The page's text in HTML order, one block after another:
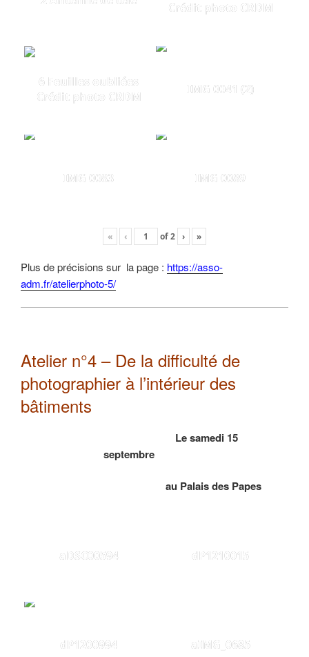
Crédit photo CRDM
6 Feuilles oubliées
Crédit photo CRDM
IMG 0041 (2)
IMG 0083 IMG 0089
« ‹ of2 › »
Plus de précisions sur la page : https://asso-
adm.fr/atelierphoto-5/
Atelier n°4 – De la difficulté de
photographier à l’intérieur des
bâtiments
Le samedi 15
septembre
au Palais des Papes
aDSC00594 dP1210015
dP1200994 aIMG_0685